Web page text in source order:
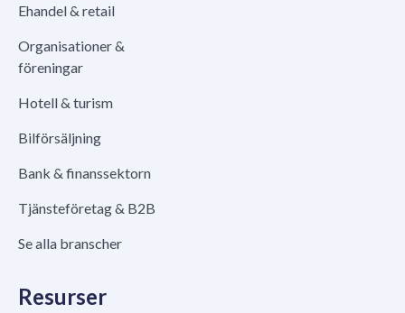
Ehandel & retail
Organisationer &
föreningar
Hotell & turism
Bilförsäljning
Bank & finanssektorn
Tjänsteföretag & B2B
Se alla branscher
Resurser